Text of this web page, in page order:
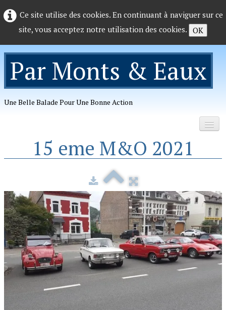
Ce site utilise des cookies. En continuant à naviguer sur ce
site, vous acceptez notre utilisation des cookies. OK
Par Monts & Eaux
Une Belle Balade Pour Une Bonne Action
Accueil
Telechargements
15 eme M&O 2021